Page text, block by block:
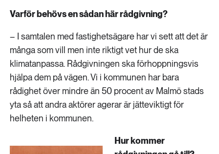
Varför behövs en sådan här rådgivning?
– I samtalen med fastighetsägare har vi sett att det är
många som vill men inte riktigt vet hur de ska
klimatanpassa. Rådgivningen ska förhoppningsvis
hjälpa dem på vägen. Vi i kommunen har bara
rådighet över mindre än 50 procent av Malmö stads
yta så att andra aktörer agerar är jätteviktigt för
helheten i kommunen.
Hur kommer